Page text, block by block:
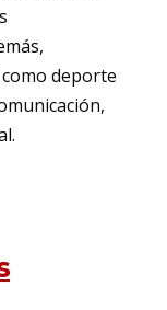
deporte